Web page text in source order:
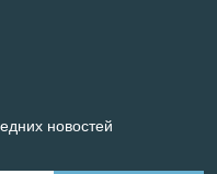
новостей